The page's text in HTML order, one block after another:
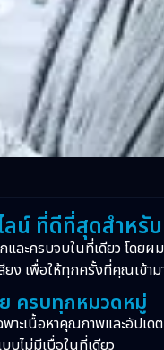
ลน์ ที่ดีที่สุดสำหรั
ละครบจบในที่เดียว โดยผ
ยง เพื่อให้ทุกครั้งที่คุณเข้
ครบทุกหมวดหมู่
าะเนื้อหาคุณภาพและอัปเ
บไม่มีเบื่อในที่เดียว